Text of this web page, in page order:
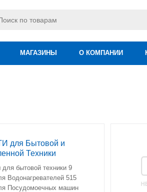
МАГАЗИНЫ О КОМПАНИИ
для Бытовой и
Техники
бытовой техники 9
Водонагревателей 515
Посудомоечных машин